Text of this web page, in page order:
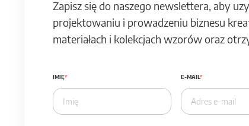
Zapisz się do naszego newslettera, aby
projektowaniu i prowadzeniu biznesu
materiałach i kolekcjach wzorów oraz
IMIĘ E-MAIL